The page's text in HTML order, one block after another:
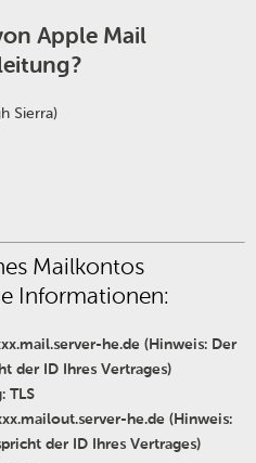
Apple Mail
Sierra)
Mailkontos
Informationen:
he.de (Hinweis: Der
der ID Ihres Vertrages)
TLS
.server-he.de (Hinweis:
der ID Ihres Vertrages)